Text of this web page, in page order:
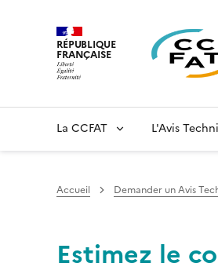
RÉPUBLIQUE
FRANÇAISE
La CCFAT L'Avis
Accueil Demander un Avis
Estimez le